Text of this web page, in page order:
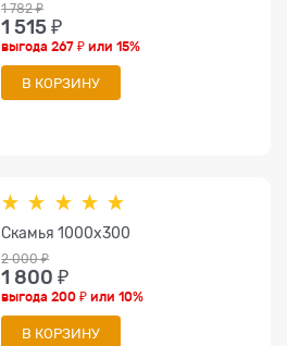
1 782 ₽
1 515 ₽
выгода267 ₽ или15%
В КОРЗИНУ
Скамья 1000x300
2 000 ₽
1 800 ₽
выгода200 ₽ или10%
В КОРЗИНУ